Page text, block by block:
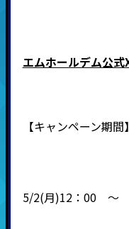
エムホールデム公式
【キャンペーン期間】
5/2(月)12：00 ～